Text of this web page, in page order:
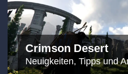
Crimson Desert
Neuigkeiten, Tipps und